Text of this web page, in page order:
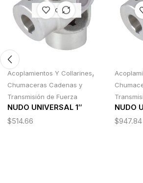
AGOTADO
Acoplamientos Y Collarines,
Chumaceras Cadenas y
Transmisión de Fuerza
NUDO UNIVERSAL 1″
$514.66
NUDO
$947.84